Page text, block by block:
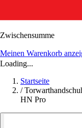
Zwischensumme
Meinen Warenkorb
Loading...
Startseite
/
HN Pro